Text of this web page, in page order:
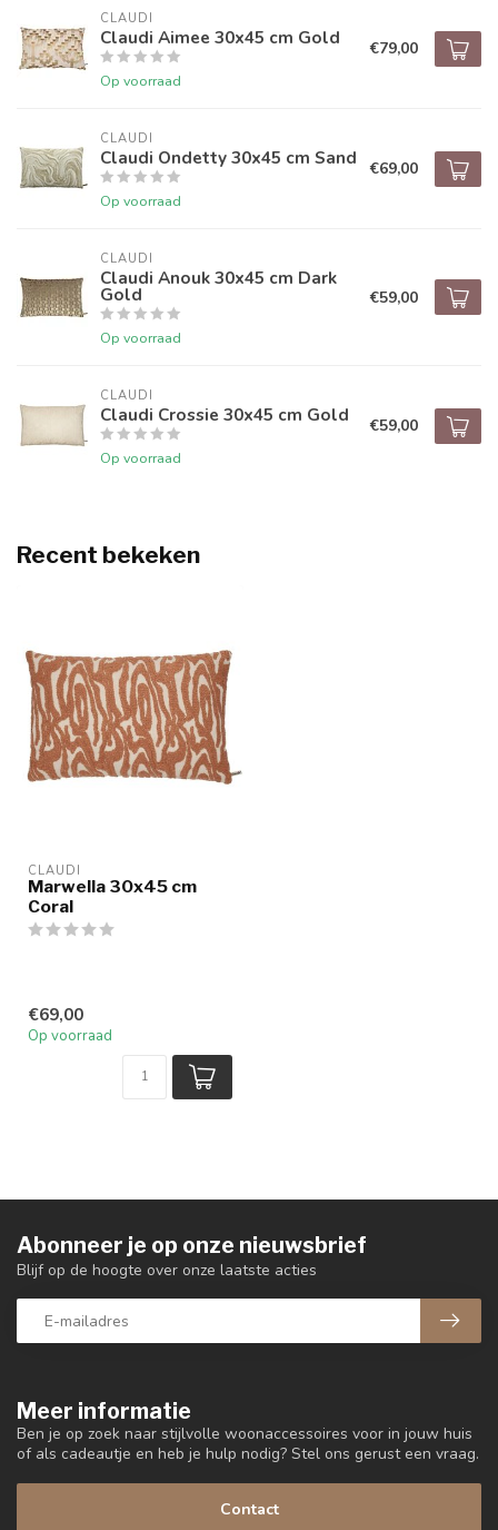
CLAUDI
Claudi Aimee 30x45 cm Gold
Op voorraad
€79,00
CLAUDI
Claudi Ondetty 30x45 cm Sand
Op voorraad
€69,00
CLAUDI
Claudi Anouk 30x45 cm Dark
Gold
Op voorraad
€59,00
CLAUDI
Claudi Crossie 30x45 cm Gold
Op voorraad
€59,00
Recent bekeken
CLAUDI
Marwella 30x45 cm
Coral
€69,00
Op voorraad
Meer informatie
Ben je op zoek naar stijlvolle woonaccessoires voor in jouw huis
of als cadeautje en heb je hulp nodig? Stel ons gerust een vraag.
Contact
Abonneer je op onze nieuwsbrief
Blijf op de hoogte over onze laatste acties